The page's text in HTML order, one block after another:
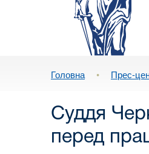
Головна • Прес-
Суддя
перед